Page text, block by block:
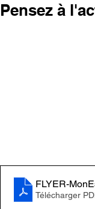
Pensez à
FLYER-
Télécharger